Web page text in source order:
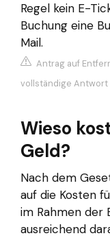
Regel kein E-
Buchung eine
Mail.
Antrag auf
vollständige Antwort
Wieso
Geld?
Nach dem
auf die Kosten
im Rahmen der
ausreichend